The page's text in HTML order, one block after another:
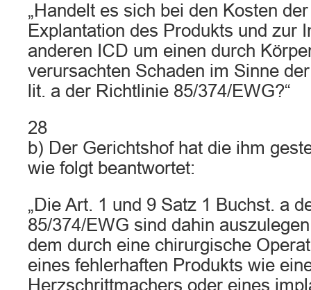
„Handelt es sich bei den Kosten
Explantation des Produkts und zur
anderen ICD um einen durch
verursachten Schaden im Sinne
lit. a der Richtlinie 85/374/EWG?“
28
b) Der Gerichtshof hat die ihm
wie folgt beantwortet:
„Die Art. 1 und 9 Satz 1 Buchst. a
85/374/EWG sind dahin
dem durch eine chirurgische
eines fehlerhaften Produkts wie
Herzschrittmachers oder eines